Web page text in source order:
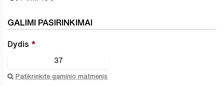
GALIMI PASIRINKIMAI
Dydis
37
Patikrinkite gaminio matmenis